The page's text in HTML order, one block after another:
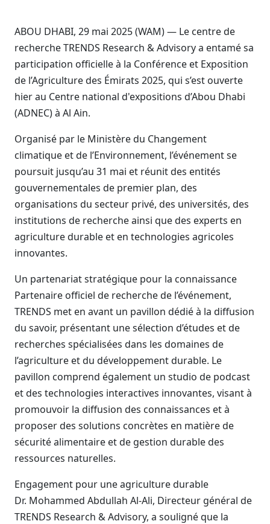
ABOU DHABI, 29 mai 2025 (WAM) — Le centre de
recherche TRENDS Research & Advisory a entamé sa
participation officielle à la Conférence et Exposition
de l’Agriculture des Émirats 2025, qui s’est ouverte
hier au Centre national d'expositions d’Abou Dhabi
(ADNEC) à Al Ain.
Organisé par le Ministère du Changement
climatique et de l’Environnement, l’événement se
poursuit jusqu’au 31 mai et réunit des entités
gouvernementales de premier plan, des
organisations du secteur privé, des universités, des
institutions de recherche ainsi que des experts en
agriculture durable et en technologies agricoles
innovantes.
Un partenariat stratégique pour la connaissance
Partenaire officiel de recherche de l’événement,
TRENDS met en avant un pavillon dédié à la diffusion
du savoir, présentant une sélection d’études et de
recherches spécialisées dans les domaines de
l’agriculture et du développement durable. Le
pavillon comprend également un studio de podcast
et des technologies interactives innovantes, visant à
promouvoir la diffusion des connaissances et à
proposer des solutions concrètes en matière de
sécurité alimentaire et de gestion durable des
ressources naturelles.
Engagement pour une agriculture durable
Dr. Mohammed Abdullah Al-Ali, Directeur général de
TRENDS Research & Advisory, a souligné que la